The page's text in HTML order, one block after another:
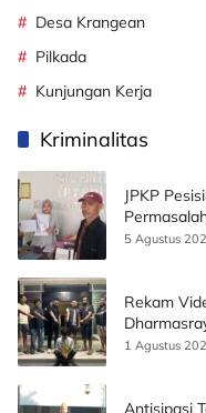
Desa Krangean
Pilkada
Kunjungan Kerja
Kriminalitas
JPKP
5 Agustus
Rekam
Korban
1 Agustus
Antisipasi